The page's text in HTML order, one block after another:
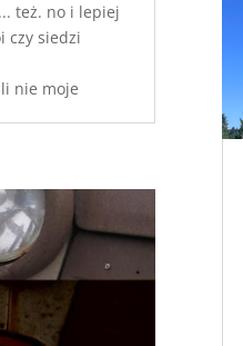
też. no i lepiej
czy siedzi
nie moje